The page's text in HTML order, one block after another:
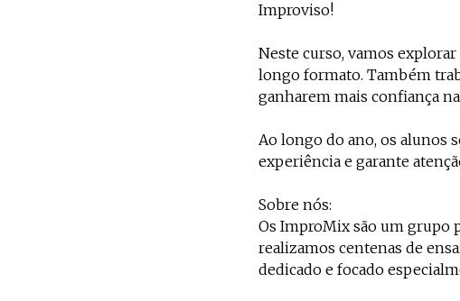
Improviso!
Neste curso, vamos
longo formato. Também
ganharem mais confiança
Ao longo do ano, os alunos
experiência e garante
Sobre nós:
Os ImproMix são um grupo
realizamos centenas de
dedicado e focado